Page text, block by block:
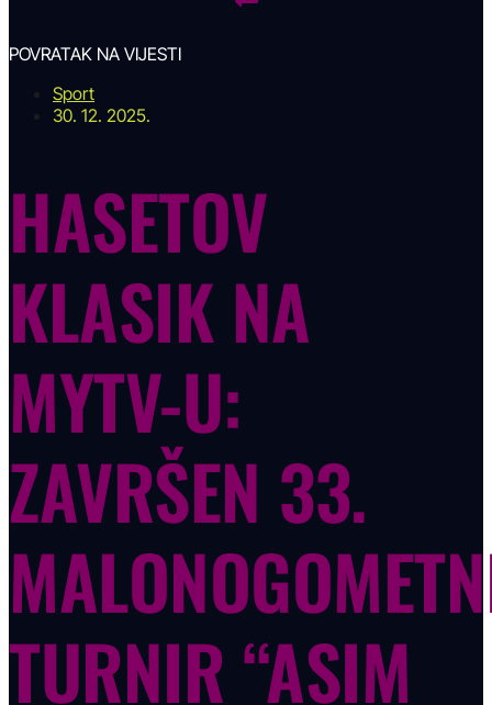
POVRATAK NA VIJESTI
Sport
30. 12. 2025.
HASETOV
KLASIK NA
MYTV-U:
ZAVRŠEN 33.
TURNIR “ASIM